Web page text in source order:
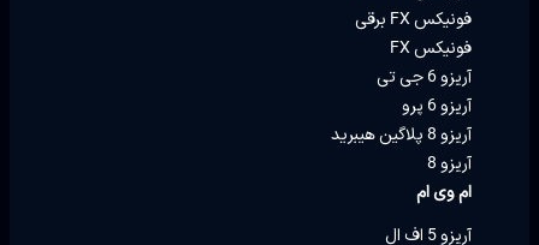
فونیکس FX برقی
فونیکس FX
آریزو 6 جی تی
آریزو 6 پرو
آریزو 8 پلاگین هیبرید
آریزو 8
ام وی ام
آریزو 5 اف ال